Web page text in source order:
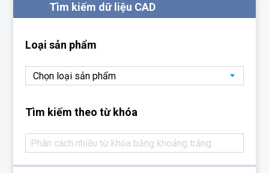
Tìm kiếm dữ liệu CAD
Loại sản phẩm
Tìm kiếm theo từ khóa